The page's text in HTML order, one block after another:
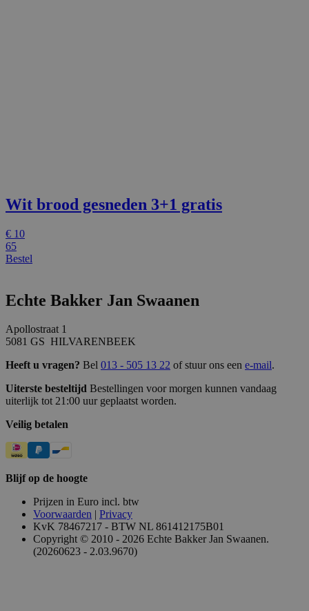
Wit brood gesneden 3+1 gratis
€ 10
65
Bestel
Echte Bakker Jan Swaanen
Apollostraat 1
5081 GS HILVARENBEEK
Heeft u vragen? Bel 013 - 505 13 22 of stuur ons een e-mail.
Uiterste besteltijd Bestellingen voor morgen kunnen vandaag
uiterlijk tot 21:00 uur geplaatst worden.
Veilig betalen
Blijf op de hoogte
Prijzen in Euro incl. btw
Voorwaarden | Privacy
KvK 78467217 - BTW NL 861412175B01
Copyright © 2010 - 2026 Echte Bakker Jan Swaanen.
(20260623 - 2.03.9670)